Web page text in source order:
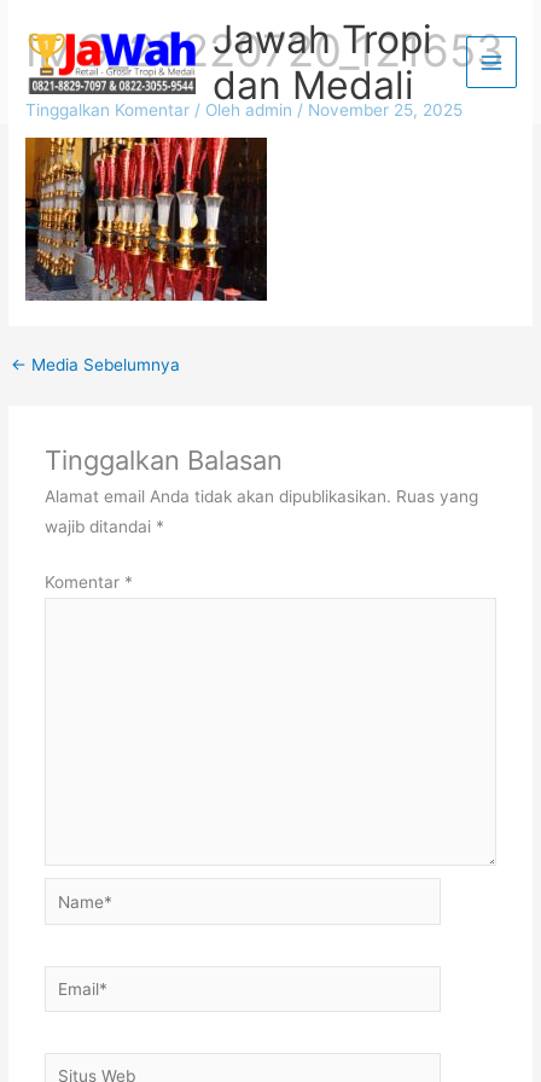
konten
Jawah Tropi
dan Medali
IMG_20220720_121653
Tinggalkan Komentar / Olehadmin / November 25, 2025
← Media Sebelumnya
Tinggalkan Balasan
Alamat email Anda tidak akan dipublikasikan. Ruas yang
wajib ditandai *
Komentar *
Name*
Email*
Situs